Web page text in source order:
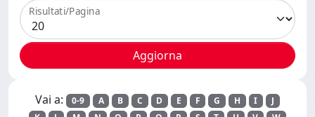
Risultati/Pagina
Vai a: 0-9 A B C D E F G H I
J